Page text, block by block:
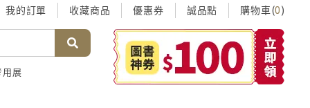
我的訂單 收藏商品 優惠券 誠品點 購物車(0)
用展